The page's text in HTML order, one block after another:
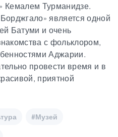
Кемалем Турманидзе.
является одной
Батуми и очень
с фольклором,
Аджарии.
провести время и в
приятной
#Музей